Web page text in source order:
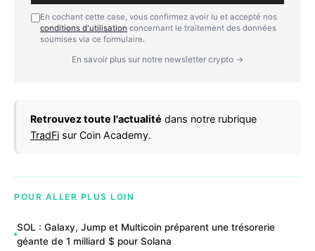
En cochant cette case, vous confirmez avoir lu et accepté nos
conditions d'utilisation concernant le traitement des données
soumises via ce formulaire.
En savoir plus sur notre newsletter crypto →
Retrouvez toute l'actualité dans notre rubrique
TradFi sur Coin Academy.
POUR ALLER PLUS LOIN
SOL : Galaxy, Jump et Multicoin préparent une trésorerie
géante de 1 milliard $ pour Solana